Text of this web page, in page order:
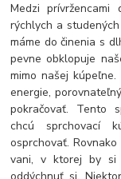
Medzi
rýchlych a
máme do činenia s
pevne obklopuje
mimo našej
energie,
pokračovať. Tento
chcú sprchovací
osprchovať.
vani, v ktorej by si